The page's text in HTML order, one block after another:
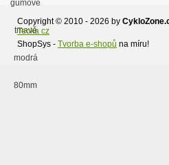
Copyright © 2010 - 2026 by
Tecka cz
ShopSys - Tvorba e-shopů na míru!